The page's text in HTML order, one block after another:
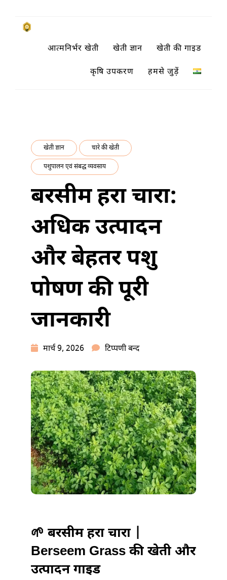
Skip
SUBSISTENCE FARMING
किसानों के साथ, किसानों के लिए
आत्मनिर्भर खेती खेती ज्ञान खेती की गाइड
कृषि उपकरण हमसे जुड़ें
खेती ज्ञान चारे की खेती
पशुपालन एवं संबद्ध व्यवसाय
बरसीम हरा चारा:
अधिक उत्पादन
और बेहतर पशु
पोषण की पूरी
जानकारी
मार्च 9, 2026 टिप्पणी बन्दबरसीम
चारा:
अधिक
उत्पादन
और
बेहतर
पशु
पोषण
की
पूरी
🌱 बरसीम हरा चारा |
Berseem Grass की खेती और
उत्पादन गाइड